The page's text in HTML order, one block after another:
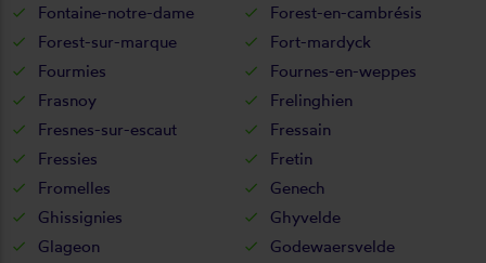
Fontaine-notre-dame
Forest-en-cambrésis
Forest-sur-marque
Fort-mardyck
Fourmies
Fournes-en-weppes
Frasnoy
Frelinghien
Fresnes-sur-escaut
Fressain
Fressies
Fretin
Fromelles
Genech
Ghissignies
Ghyvelde
Glageon
Godewaersvelde